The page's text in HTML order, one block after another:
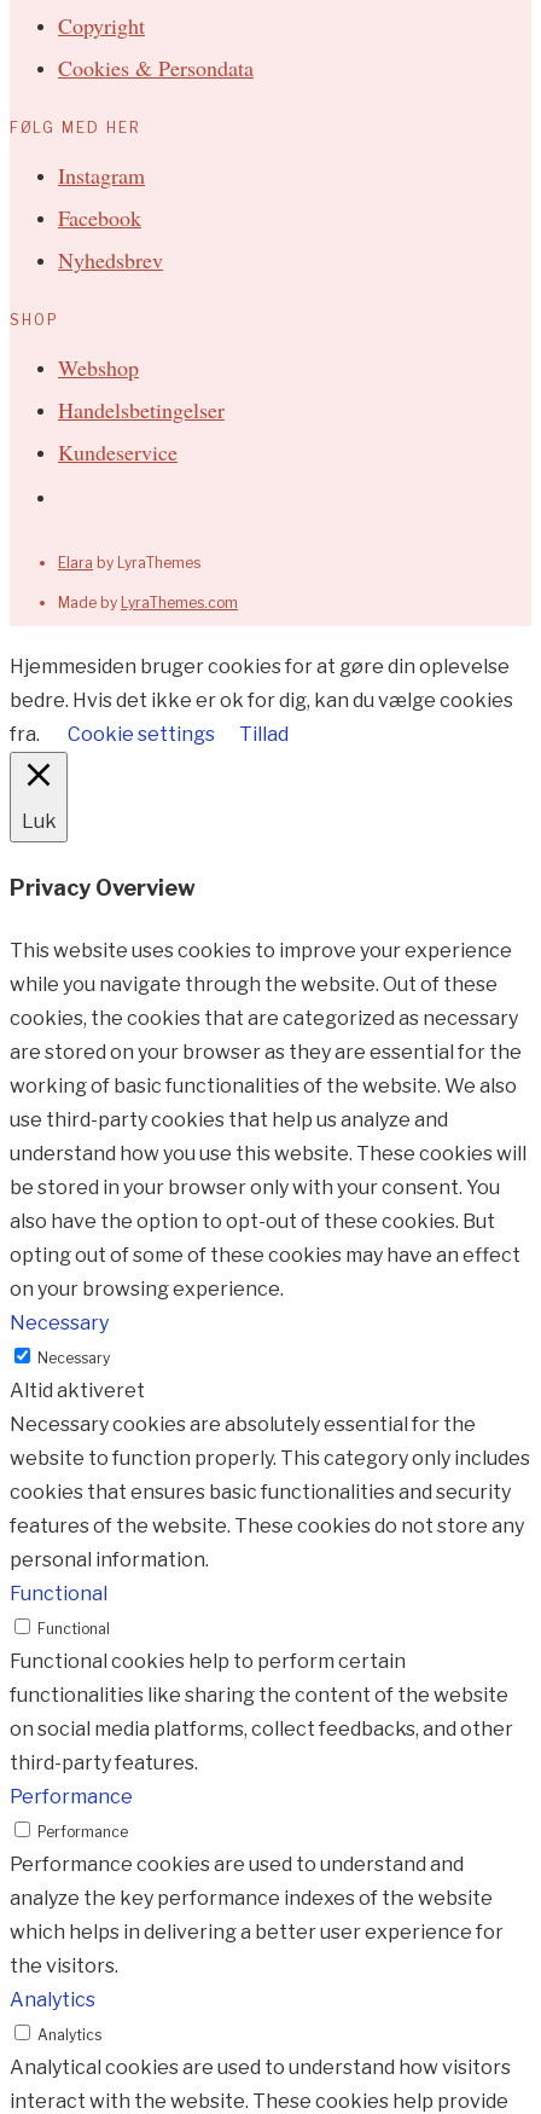
Copyright
Cookies & Persondata
FØLG MED HER
Instagram
Facebook
Nyhedsbrev
SHOP
Webshop
Handelsbetingelser
Kundeservice
Elara by LyraThemes
Made by LyraThemes.com
Hjemmesiden bruger cookies for at gøre din oplevelse
bedre. Hvis det ikke er ok for dig, kan du vælge cookies
fra.
Cookie settings Tillad
Luk
Privacy Overview
This website uses cookies to improve your experience
while you navigate through the website. Out of these
cookies, the cookies that are categorized as necessary
are stored on your browser as they are essential for the
working of basic functionalities of the website. We also
use third-party cookies that help us analyze and
understand how you use this website. These cookies will
be stored in your browser only with your consent. You
also have the option to opt-out of these cookies. But
opting out of some of these cookies may have an effect
on your browsing experience.
Necessary
Necessary
Altid aktiveret
Necessary cookies are absolutely essential for the
website to function properly. This category only includes
cookies that ensures basic functionalities and security
features of the website. These cookies do not store any
personal information.
Functional
Functional
Functional cookies help to perform certain
functionalities like sharing the content of the website
on social media platforms, collect feedbacks, and other
third-party features.
Performance
Performance
Performance cookies are used to understand and
analyze the key performance indexes of the website
which helps in delivering a better user experience for
the visitors.
Analytics
Analytics
Analytical cookies are used to understand how visitors
interact with the website. These cookies help provide